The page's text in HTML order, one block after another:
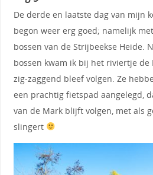
De derde en laatste dag van mijn
begon weer erg goed; namelijk
bossen van de Strijbeekse Heide.
bossen kwam ik bij het riviertje de
zig-zaggend bleef volgen. Ze
een prachtig fietspad aangelegd,
van de Mark blijft volgen, met als
slingert